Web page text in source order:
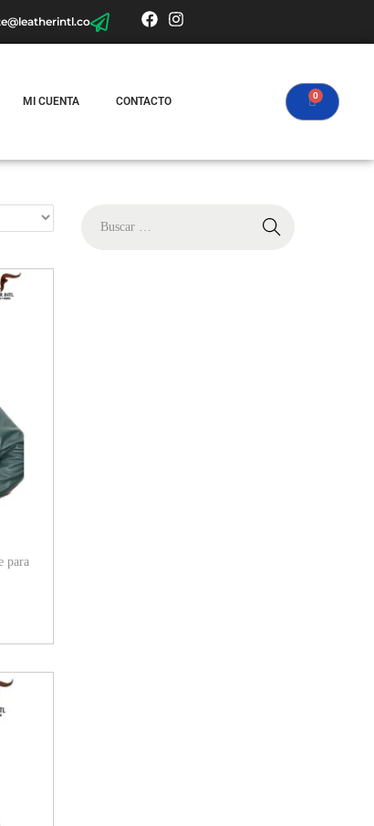
MI CUENTA CONTACTO
para